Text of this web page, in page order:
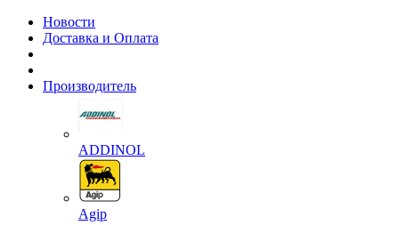
Новости
Доставка и Оплата
Производитель
ADDINOL
Agip